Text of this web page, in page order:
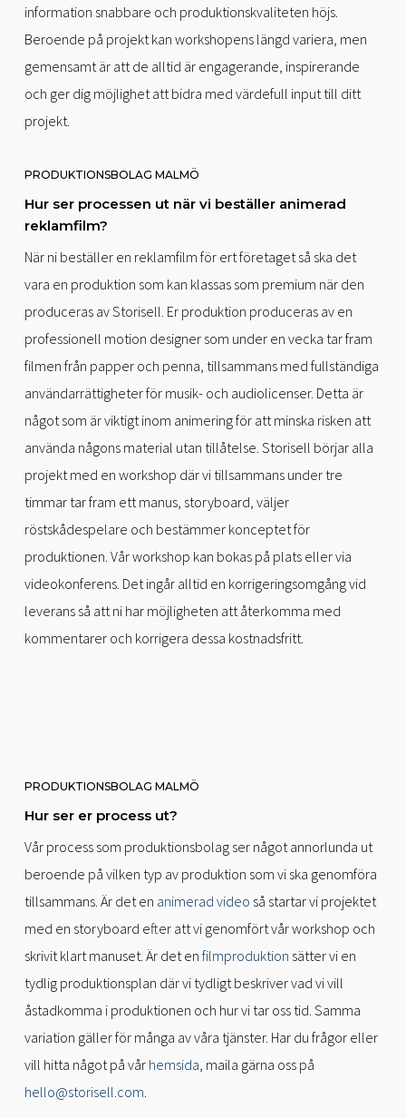
information snabbare och produktionskvaliteten höjs.
Beroende på projekt kan workshopens längd variera, men
gemensamt är att de alltid är engagerande, inspirerande
och ger dig möjlighet att bidra med värdefull input till ditt
projekt.
PRODUKTIONSBOLAG MALMÖ
Hur ser processen ut när vi beställer animerad
reklamfilm?
När ni beställer en reklamfilm för ert företaget så ska det
vara en produktion som kan klassas som premium när den
produceras av Storisell. Er produktion produceras av en
professionell motion designer som under en vecka tar fram
filmen från papper och penna, tillsammans med fullständiga
användarrättigheter för musik- och audiolicenser. Detta är
något som är viktigt inom animering för att minska risken att
använda någons material utan tillåtelse. Storisell börjar alla
projekt med en workshop där vi tillsammans under tre
timmar tar fram ett manus, storyboard, väljer
röstskådespelare och bestämmer konceptet för
produktionen. Vår workshop kan bokas på plats eller via
videokonferens. Det ingår alltid en korrigeringsomgång vid
leverans så att ni har möjligheten att återkomma med
kommentarer och korrigera dessa kostnadsfritt.
PRODUKTIONSBOLAG MALMÖ
Hur ser er process ut?
Vår process som produktionsbolag ser något annorlunda ut
beroende på vilken typ av produktion som vi ska genomföra
tillsammans. Är det en animerad video så startar vi projektet
med en storyboard efter att vi genomfört vår workshop och
skrivit klart manuset. Är det en filmproduktion sätter vi en
tydlig produktionsplan där vi tydligt beskriver vad vi vill
åstadkomma i produktionen och hur vi tar oss tid. Samma
variation gäller för många av våra tjänster. Har du frågor eller
vill hitta något på vår hemsida , maila gärna oss på
hello@storisell.com